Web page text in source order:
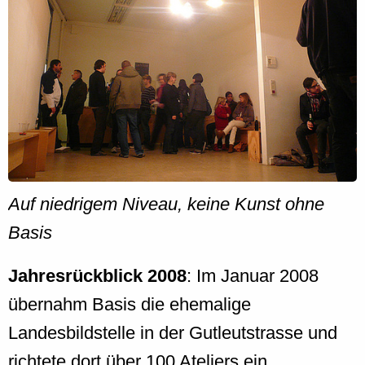
Auf niedrigem Niveau, keine Kunst ohne
Basis
Jahresrückblick 2008: Im Januar 2008
übernahm Basis die ehemalige
Landesbildstelle in der Gutleutstrasse und